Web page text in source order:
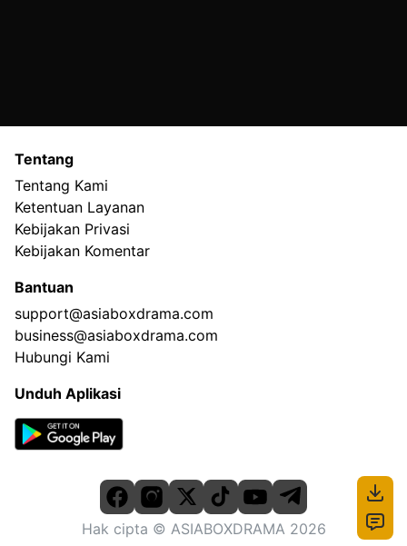
Tentang
Tentang Kami
Ketentuan Layanan
Kebijakan Privasi
Kebijakan Komentar
Bantuan
support@asiaboxdrama.com
business@asiaboxdrama.com
Hubungi Kami
Unduh Aplikasi
Hak cipta © ASIABOXDRAMA 2026